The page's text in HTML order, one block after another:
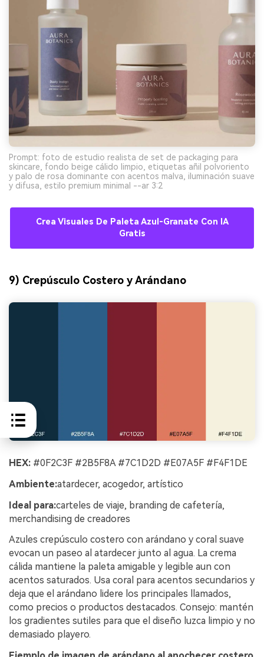
Prompt: foto de estudio realista de set de packaging para
skincare, fondo beige cálido limpio, etiquetas añil polvoriento
y palo de rosa dominante con acentos malva, iluminación suave
y difusa, estilo premium minimal --ar 3:2
Crea Visuales De Paleta Azul-Granate Con IA
Gratis
9) Crepúsculo Costero y Arándano
HEX: #0F2C3F #2B5F8A #7C1D2D #E07A5F #F4F1DE
Ambiente:atardecer, acogedor, artístico
Ideal para:carteles de viaje, branding de cafetería,
merchandising de creadores
Azules crepúsculo costero con arándano y coral suave
evocan un paseo al atardecer junto al agua. La crema
cálida mantiene la paleta amigable y legible aun con
acentos saturados. Usa coral para acentos secundarios y
deja que el arándano lidere los principales llamados,
como precios o productos destacados. Consejo: mantén
los gradientes sutiles para que el diseño luzca limpio y no
demasiado playero.